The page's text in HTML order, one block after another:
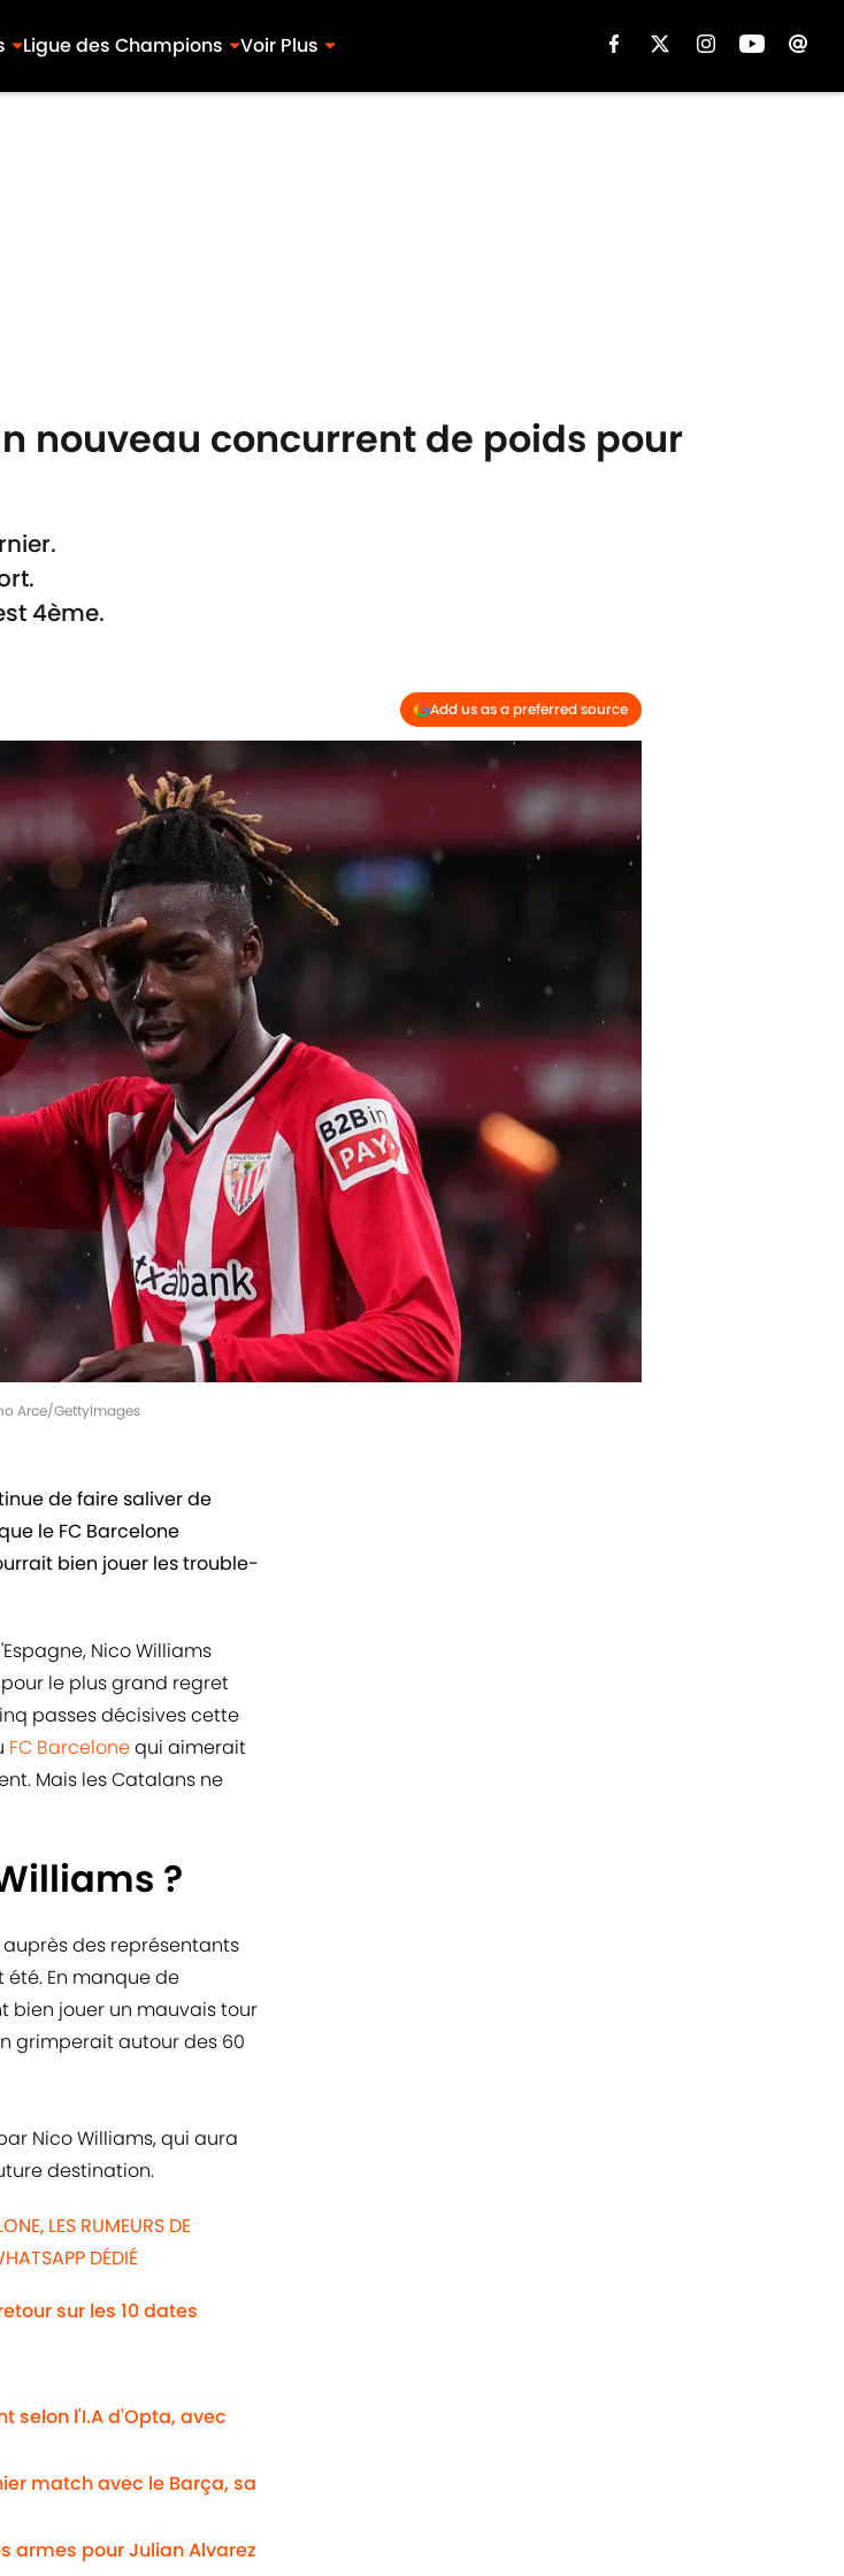
Ligue des Champions Voir Plus
nouveau concurrent de poids pour
4ème.
Add us as a preferred source
Arce/GettyImages
de faire saliver de
le FC Barcelone
bien jouer les trouble-
Nico Williams
le plus grand regret
passes décisives cette
FC Barcelonequi aimerait
Mais les Catalans ne
?
des représentants
En manque de
bien jouer un mauvais tour
grimperait autour des 60
Nico Williams, qui aura
destination.
LES RUMEURS DE
DÉDIÉ
sur les 10 dates
selon l'I.A d'Opta, avec
match avec le Barça, sa
armes pour Julian Alvarez